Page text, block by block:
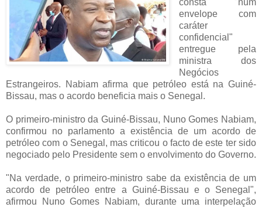
envelope com
caráter
confidencial"
entregue pela
ministra dos
Negócios
Estrangeiros. Nabiam afirma que petróleo está na Guiné-
Bissau, mas o acordo beneficia mais o Senegal.
O primeiro-ministro da Guiné-Bissau, Nuno Gomes Nabiam,
confirmou no parlamento a existência de um acordo de
petróleo com o Senegal, mas criticou o facto de este ter sido
negociado pelo Presidente sem o envolvimento do Governo.
"Na verdade, o primeiro-ministro sabe da existência de um
acordo de petróleo entre a Guiné-Bissau e o Senegal",
afirmou Nuno Gomes Nabiam, durante uma interpelação